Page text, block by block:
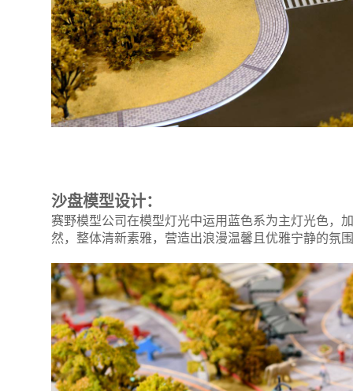
沙盘模型设计：
赛野模型公司在模型灯光中运用蓝色系为主灯光色，
然，整体清新素雅，营造出浪漫温馨且优雅宁静的氛